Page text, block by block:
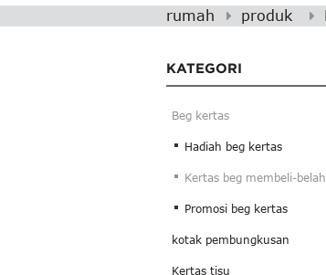
rumah produk
KATEGORI
Beg kertas
Hadiah beg kertas
Kertas beg membeli-belah
Promosi beg kertas
kotak pembungkusan
Kertas tisu